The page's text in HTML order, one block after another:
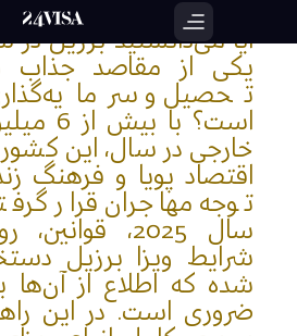
آیا می‌دانستید برزیل در
یکی از مقاصد جذاب
تحصیل و
است؟
خارجی در سال، این
اقتصاد پویا و فرهنگ
توجه مهاجران قرار
سال 2025،
شرایط ویزا برزیل
شده که اطلاع از آن‌ها
ضروری است. در این